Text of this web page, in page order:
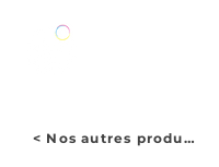
< Nos autres produits